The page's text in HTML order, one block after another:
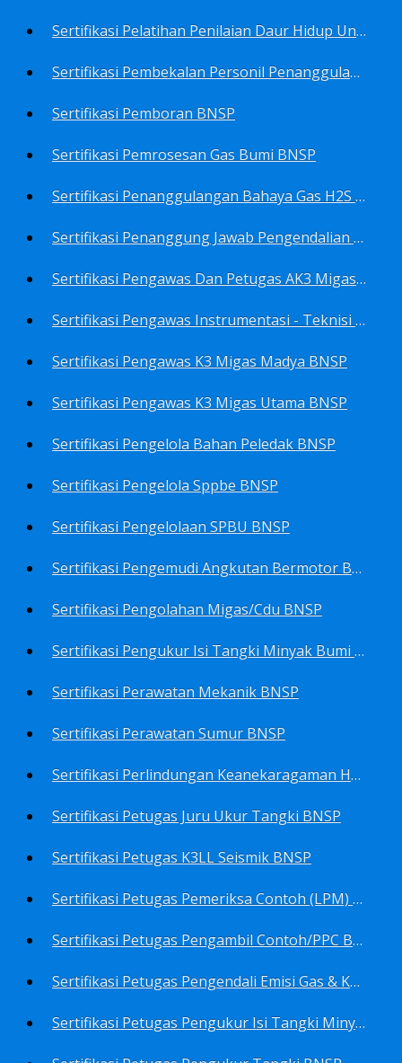
Sertifikasi Pelatihan Penilaian Daur Hidup Untuk PROPER (Life Cycle Asssment) BNSP
Sertifikasi Pembekalan Personil Penanggulangan Pencemaran Tingkat On-Scene Commander (IMO Level 2) BNSP
Sertifikasi Pemboran BNSP
Sertifikasi Pemrosesan Gas Bumi BNSP
Sertifikasi Penanggulangan Bahaya Gas H2S BNSP
Sertifikasi Penanggung Jawab Pengendalian Pencemaran Udara BNSP
Sertifikasi Pengawas Dan Petugas AK3 Migas BNSP
Sertifikasi Pengawas Instrumentasi - Teknisi Instrumentasi Tingkat 1 Dan 2 BNSP
Sertifikasi Pengawas K3 Migas Madya BNSP
Sertifikasi Pengawas K3 Migas Utama BNSP
Sertifikasi Pengelola Bahan Peledak BNSP
Sertifikasi Pengelola Sppbe BNSP
Sertifikasi Pengelolaan SPBU BNSP
Sertifikasi Pengemudi Angkutan Bermotor BNSP
Sertifikasi Pengolahan Migas/Cdu BNSP
Sertifikasi Pengukur Isi Tangki Minyak Bumi Dan Hasil Olahan BNSP
Sertifikasi Perawatan Mekanik BNSP
Sertifikasi Perawatan Sumur BNSP
Sertifikasi Perlindungan Keanekaragaman Hayati BNSP
Sertifikasi Petugas Juru Ukur Tangki BNSP
Sertifikasi Petugas K3LL Seismik BNSP
Sertifikasi Petugas Pemeriksa Contoh (LPM) Minyak Mentah BNSP
Sertifikasi Petugas Pengambil Contoh/PPC BNSP
Sertifikasi Petugas Pengendali Emisi Gas & Kebisingan Industri Migas BNSP
Sertifikasi Petugas Pengukur Isi Tangki Minyak Bumi dan Hasil Olahan BNSP